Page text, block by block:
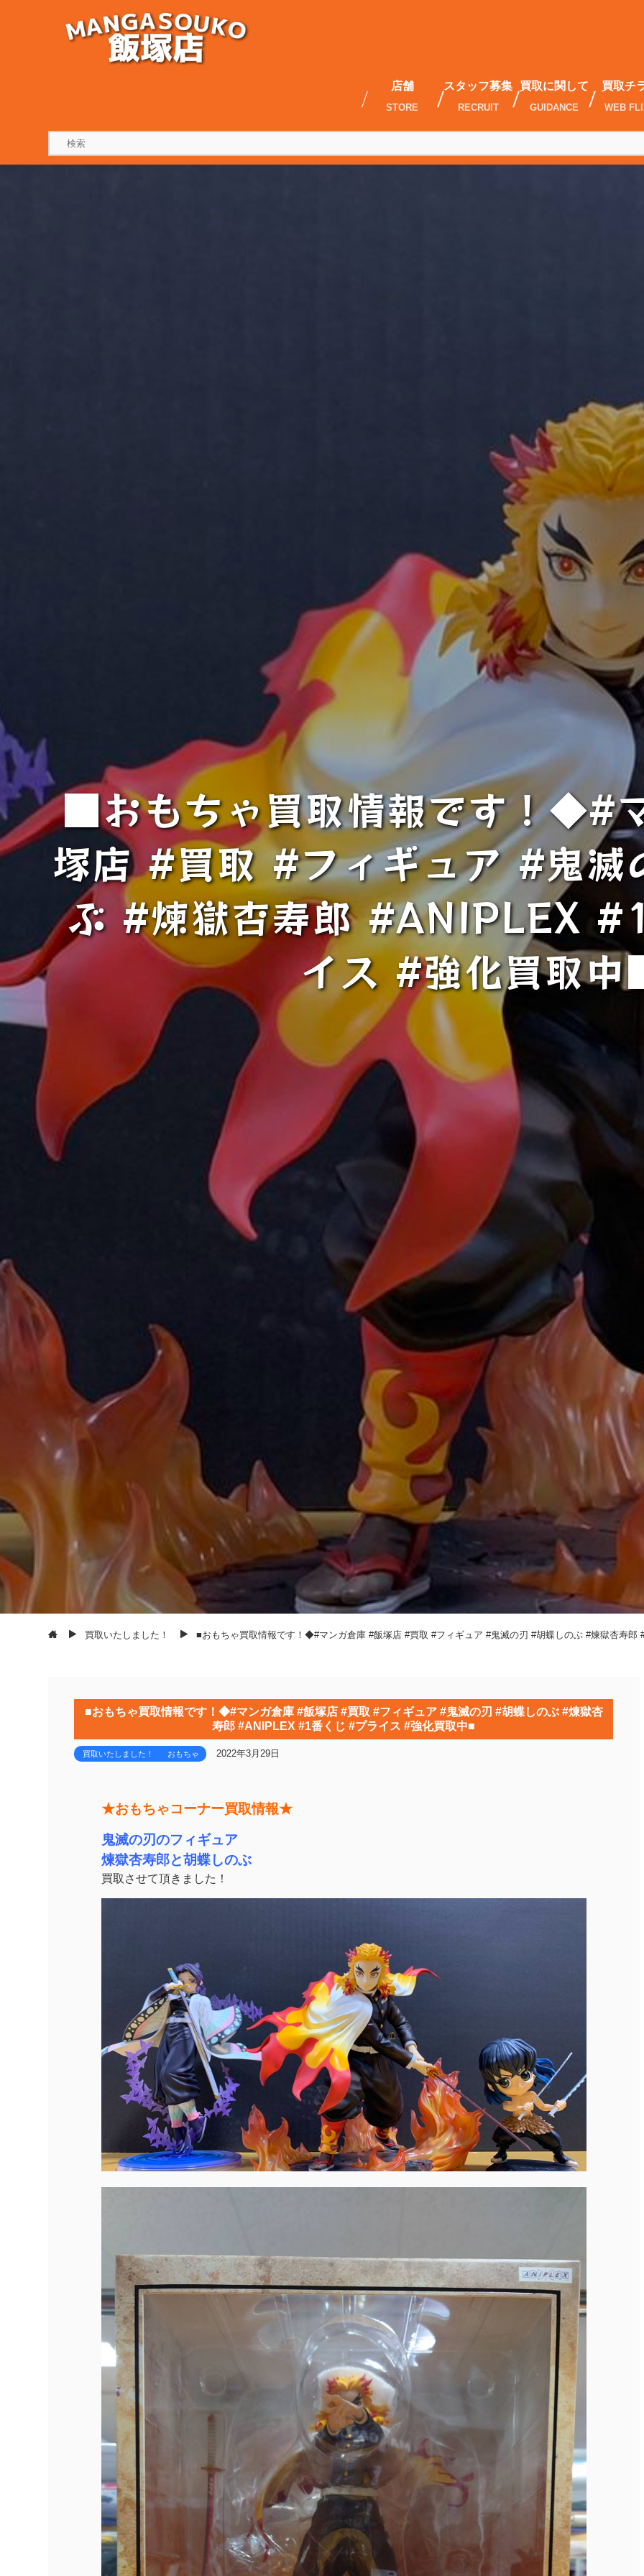
店舗
STORE
スタッフ募集
RECRUIT
買取に関して
GUIDANCE
買取チ
WEB
■おもちゃ買取情報です！◆#
塚店 #買取 #フィギュア #鬼滅
ぶ #煉獄杏寿郎 #ANIPLEX
イス #強化買取
買取いたしました！ ■おもちゃ買取情報です！◆#マンガ倉庫 #飯塚店 #買取 #フィギュア #鬼滅の刃 #胡蝶しのぶ #煉獄杏寿郎
■おもちゃ買取情報です！◆#マンガ倉庫 #飯塚店 #買取 #フィギュア #鬼滅の刃 #胡蝶しのぶ #煉獄杏
寿郎 #ANIPLEX #1番くじ #プライス #強化買取中■
買取いたしました！ おもちゃ 2022年3月29日
★おもちゃコーナー買取情報★
鬼滅の刃のフィギュア
煉獄杏寿郎と胡蝶しのぶ
買取させて頂きました！